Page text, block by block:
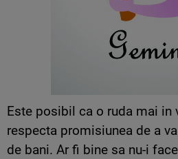
Este posibil ca o ruda mai in
respecta promisiunea de a
de bani. Ar fi bine sa nu-i